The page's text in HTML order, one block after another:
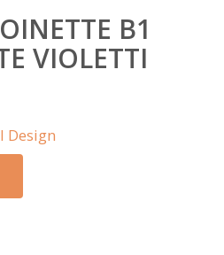
B1
VIOLETTI
Design